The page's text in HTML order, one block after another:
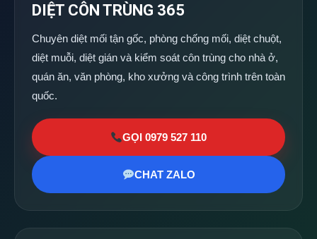
DIỆT CÔN TRÙNG 365
Chuyên diệt mối tận gốc, phòng chống mối, diệt chuột,
diệt muỗi, diệt gián và kiểm soát côn trùng cho nhà ở,
quán ăn, văn phòng, kho xưởng và công trình trên toàn
quốc.
GỌI 0979 527 110
CHAT ZALO